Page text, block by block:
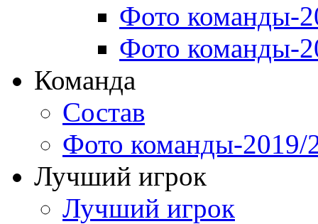
Фото команды-
Фото команды-
Команда
Состав
Фото команды-2019/
Лучший игрок
Лучший игрок